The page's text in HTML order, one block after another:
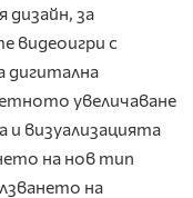
дизайн, за
видеоигри с
дигитална
увеличаване
и визуализацията
на нов тип
на